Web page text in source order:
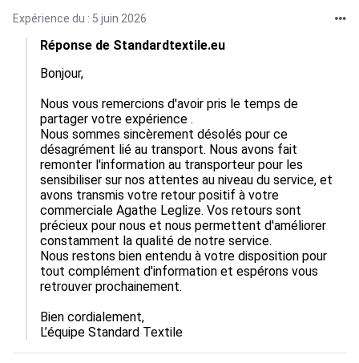
Expérience du : 5 juin 2026
Réponse de Standardtextile.eu
Bonjour,
Nous vous remercions d'avoir pris le temps de
partager votre expérience .
Nous sommes sincèrement désolés pour ce
désagrément lié au transport. Nous avons fait
remonter l'information au transporteur pour les
sensibiliser sur nos attentes au niveau du service, et
avons transmis votre retour positif à votre
commerciale Agathe Leglize. Vos retours sont
précieux pour nous et nous permettent d'améliorer
constamment la qualité de notre service.
Nous restons bien entendu à votre disposition pour
tout complément d'information et espérons vous
retrouver prochainement.
Bien cordialement,
L’équipe Standard Textile